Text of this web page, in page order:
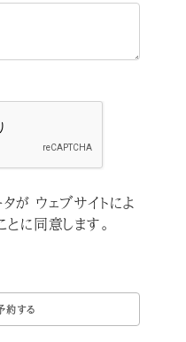
が ウェブサイトによ
に同意します。